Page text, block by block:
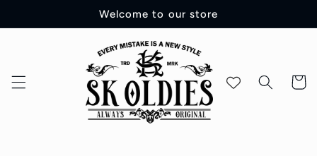
進む
Welcome to our store
ー